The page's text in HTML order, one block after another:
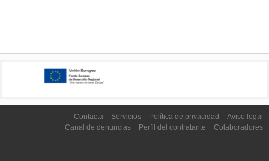
Contacta Servicios Política de privacidad
Aviso legal
Canal de denuncias
Perfil del contratante Colaboradores